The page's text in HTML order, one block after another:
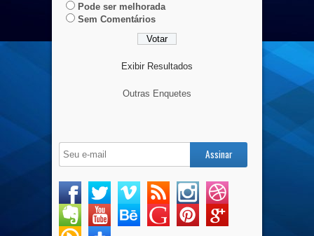
Pode ser melhorada
Sem Comentários
Exibir Resultados
Outras Enquetes